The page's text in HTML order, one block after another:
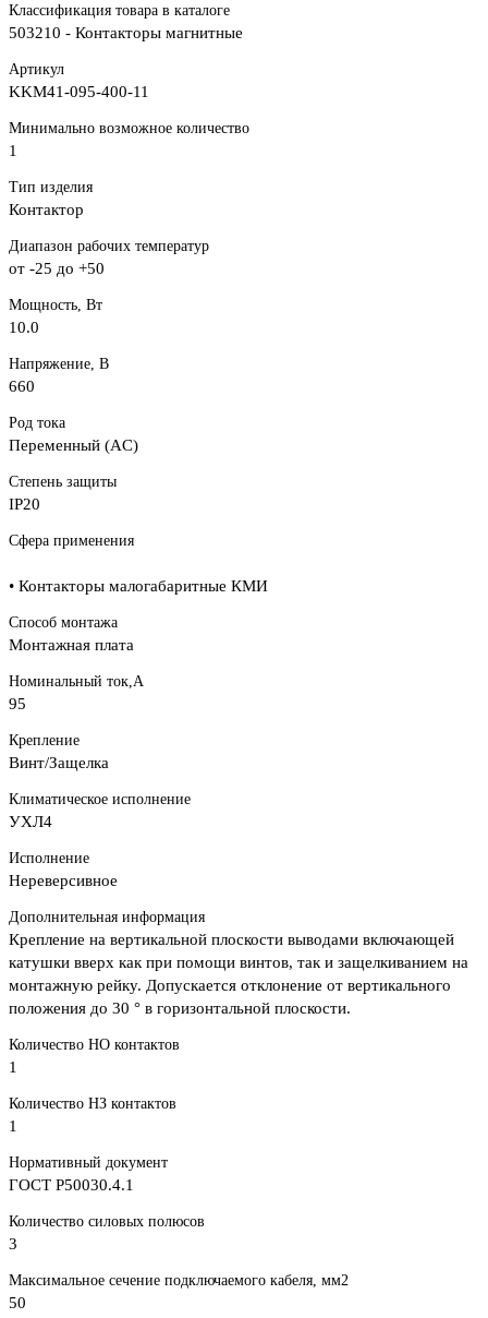
Классификация товара в каталоге
503210 - Контакторы магнитные
Артикул
KKM41-095-400-11
Минимально возможное количество
1
Тип изделия
Контактор
Диапазон рабочих температур
от -25 до +50
Мощность, Вт
10.0
Напряжение, В
660
Род тока
Переменный (AC)
Степень защиты
IP20
Сфера применения
• Контакторы малогабаритные КМИ
Способ монтажа
Монтажная плата
Номинальный ток,А
95
Крепление
Винт/Защелка
Климатическое исполнение
УХЛ4
Исполнение
Нереверсивное
Дополнительная информация
Крепление на вертикальной плоскости выводами включающей
катушки вверх как при помощи винтов, так и защелкиванием на
монтажную рейку. Допускается отклонение от вертикального
положения до 30 ° в горизонтальной плоскости.
Количество НО контактов
1
Количество НЗ контактов
1
Нормативный документ
ГОСТ Р50030.4.1
Количество силовых полюсов
3
Максимальное сечение подключаемого кабеля, мм2
50